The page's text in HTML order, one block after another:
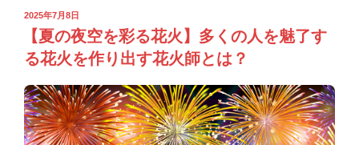
2025年7月8日
【夏の夜空を彩る花火】多くの人を魅了す
る花火を作り出す花火師とは？